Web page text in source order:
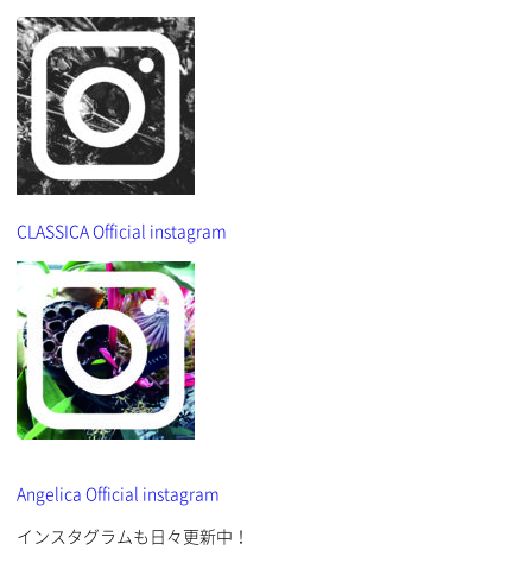
CLASSICA Official instagram
Angelica Official instagram
インスタグラムも日々更新中！